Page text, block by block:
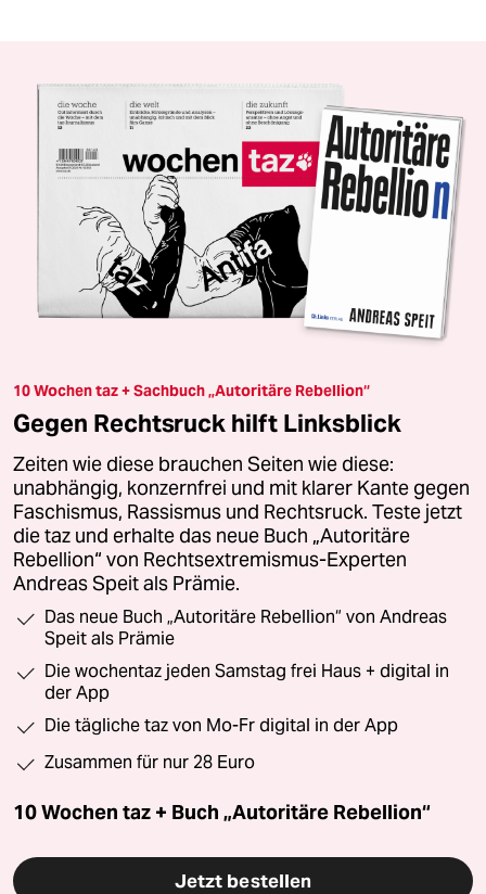
10 Wochen taz + Sachbuch „Autoritäre Rebellion“
Gegen Rechtsruck hilft Linksblick
Zeiten wie diese brauchen Seiten wie diese:
unabhängig, konzernfrei und mit klarer Kante gegen
Faschismus, Rassismus und Rechtsruck. Teste jetzt
die taz und erhalte das neue Buch „Autoritäre
Rebellion“ von Rechtsextremismus-Experten
Andreas Speit als Prämie.
Das neue Buch „Autoritäre Rebellion“ von Andreas
Speit als Prämie
Die wochentaz jeden Samstag frei Haus + digital in
der App
Die tägliche taz von Mo-Fr digital in der App
Zusammen für nur 28 Euro
10 Wochen taz + Buch „Autoritäre Rebellion“
Jetzt bestellen